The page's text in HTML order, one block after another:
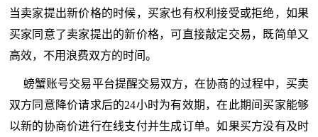
当卖家提出新价格的时候，买家也有权利接受或拒绝，如果
买家同意了卖家提出的新价格，可直接敲定交易，既简单又
高效，不用浪费双方的时间。
螃蟹账号交易平台提醒交易双方，在协商的过程中，买卖
双方同意降价请求后的24小时为有效期，在此期间买家能够
以新的协商价进行在线支付并生成订单。如果买方没有及时